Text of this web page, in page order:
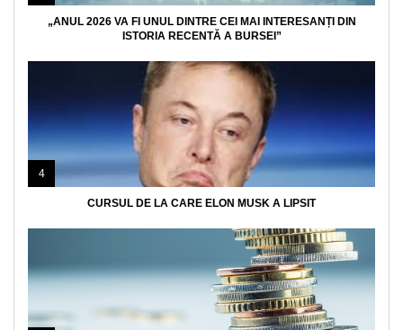
„ANUL 2026 VA FI UNUL DINTRE CEI MAI INTERESANȚI DIN
ISTORIA RECENTĂ A BURSEI”
4
CURSUL DE LA CARE ELON MUSK A LIPSIT